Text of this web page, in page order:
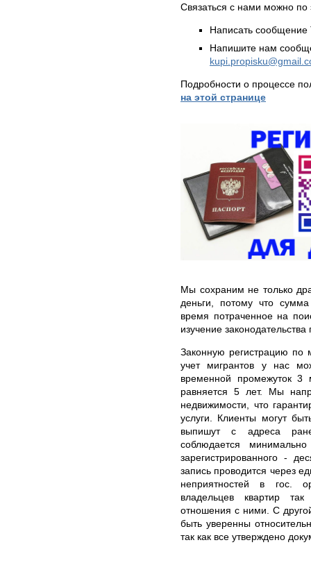
Связаться с нами можно по
Написать
Напишите нам
Подробности о процессе
на этой странице
Мы сохраним не только
деньги, потому что
время потраченное на
изучение
Законную регистрацию по
учет мигрантов у нас
временной промежуток 3
равняется 5 лет. Мы
недвижимости, что
услуги. Клиенты могут
выпишут с адреса
соблюдается
зарегистрированного -
запись проводится через
неприятностей в гос.
владельцев квартир
отношения с ними. С
быть уверенны
так как все утверждено